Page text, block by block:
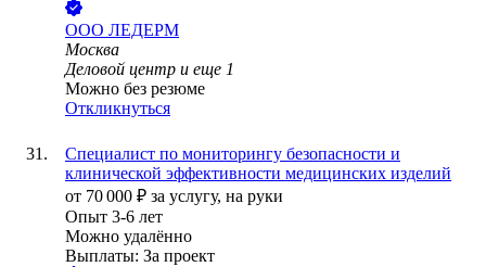
ООО ЛЕДЕРМ
Москва
Деловой центр и еще 1
Можно без резюме
Откликнуться
Специалист по мониторингу безопасности и
клинической эффективности медицинских изделий
от 70 000 ₽ за услугу, на руки
Опыт 3-6 лет
Можно удалённо
Выплаты: За проект